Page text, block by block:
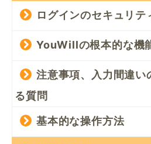
ログインのセキュリテ
YouWillの根本的な機
注意事項、入力間違い
る質問
基本的な操作方法